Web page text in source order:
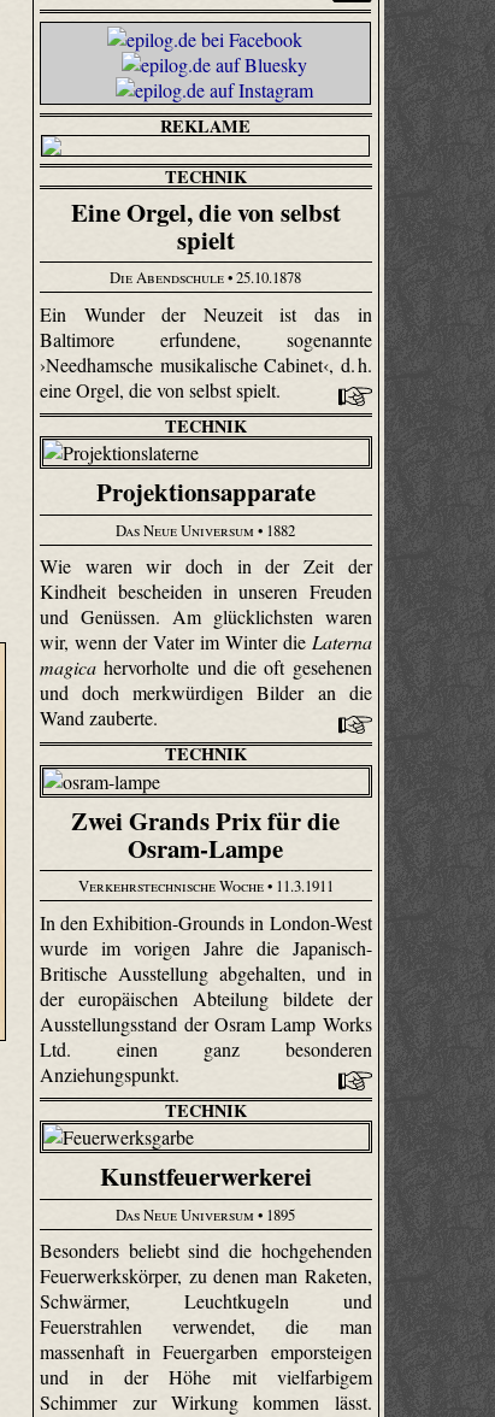
REKLAME
TECHNIK
Eine Orgel, die von selbst
spielt
Die Abendschule• 25.10.1878
Ein Wunder der Neuzeit ist das in
Baltimore erfundene, sogenannte
›Needhamsche musikalische Cabinet‹, d. h.
eine Orgel, die von selbst spielt.
TECHNIK
Projektionsapparate
Das Neue Universum• 1882
Wie waren wir doch in der Zeit der
Kindheit bescheiden in unseren Freuden
und Genüssen. Am glücklichsten waren
wir, wenn der Vater im Winter die Laterna
magica hervorholte und die oft gesehenen
und doch merkwürdigen Bilder an die
Wand zauberte.
TECHNIK
Zwei Grands Prix für die
Osram-Lampe
Verkehrstechnische Woche• 11.3.1911
In den Exhibition-Grounds in London-West
wurde im vorigen Jahre die Japanisch-
Britische Ausstellung abgehalten, und in
der europäischen Abteilung bildete der
Ausstellungsstand der Osram Lamp Works
Ltd. einen ganz besonderen
Anziehungspunkt.
TECHNIK
Kunstfeuerwerkerei
Das Neue Universum• 1895
Besonders beliebt sind die hochgehenden
Feuerwerkskörper, zu denen man Raketen,
Schwärmer, Leuchtkugeln und
Feuerstrahlen verwendet, die man
massenhaft in Feuergarben emporsteigen
und in der Höhe mit vielfarbigem
Schimmer zur Wirkung kommen lässt.